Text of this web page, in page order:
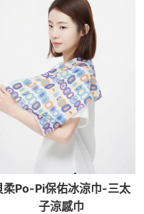
柔Po-Pi保佑冰涼巾-三太
子涼感巾